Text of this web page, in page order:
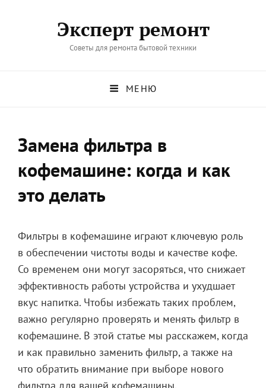
Эксперт ремонт
Советы для ремонта бытовой техники
МЕНЮ
Замена фильтра в
кофемашине: когда и как
это делать
Фильтры в кофемашине играют ключевую роль
в обеспечении чистоты воды и качестве кофе.
Со временем они могут засоряться, что снижает
эффективность работы устройства и ухудшает
вкус напитка. Чтобы избежать таких проблем,
важно регулярно проверять и менять фильтр в
кофемашине. В этой статье мы расскажем, когда
и как правильно заменить фильтр, а также на
что обратить внимание при выборе нового